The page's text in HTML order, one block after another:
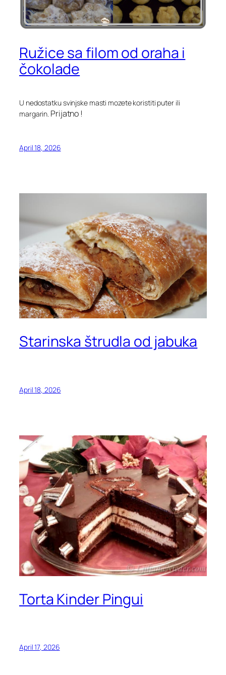
Ružice sa filom od oraha i
čokolade
U nedostatku svinjske masti mozete koristiti puter ili
margarin. Prijatno !
April 18, 2026
Starinska štrudla od jabuka
April 18, 2026
Torta Kinder Pingui
April 17, 2026